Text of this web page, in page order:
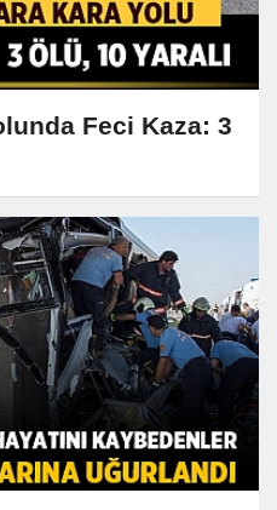
Feci Kaza: 3